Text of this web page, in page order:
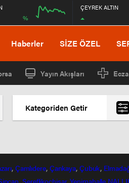
%
ÇEYREK ALTIN
Haberler SİZE ÖZEL
Yayın Akışları
Kategoriden Getir
, Çamlıdere, Çankaya, Çubuk,
, Şereflikoçhisar,Yenimahalle